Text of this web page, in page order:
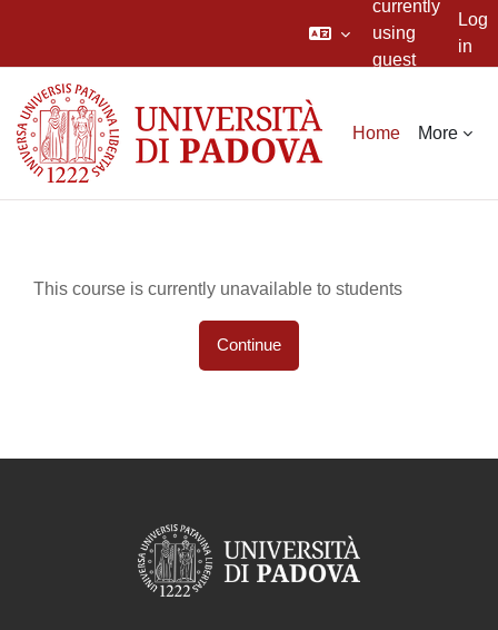
currently
using
guest
Log
in
Home More
This course is currently unavailable to students
Continue